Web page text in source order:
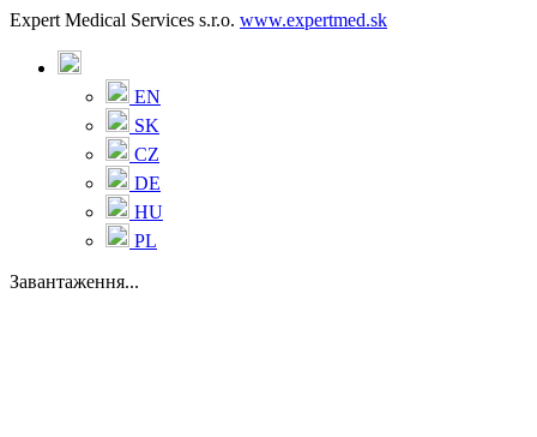
Expert Medical Services s.r.o. www.expertmed.sk
EN
SK
CZ
DE
HU
PL
Завантаження...